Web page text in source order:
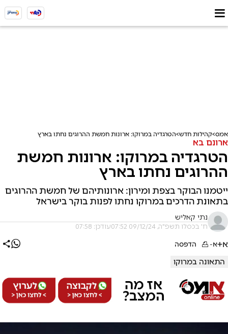
אמס קהילות חדש הטרגדיה במרוקו: ארונות חמשת ההרוגים נחתו בארץ
ארונם בא
הטרגדיה במרוקו: ארונות חמשת
ההרוגים נחתו בארץ
ייטמנו הבוקר בצפת ומירון: ארונותיהם של חמשת ההרוגים
בתאונת הדרכים במרוקו נחתו לפנות בוקר בישראל
נתי קאליש
ח' בכסלו תשפ"ה, 09/12/24 07:52 עודכן: 07:58
א+א- הדפסה
התאונה במרוקו